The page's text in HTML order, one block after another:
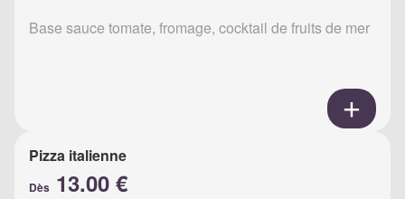
Base sauce tomate, fromage, cocktail de fruits de mer
Pizza italienne
Dès 13.00 €